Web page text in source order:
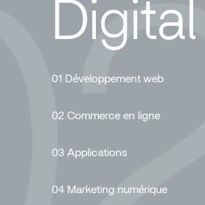
Digital
01 Développement web
02 Commerce en ligne
03 Applications
04 Marketing numérique